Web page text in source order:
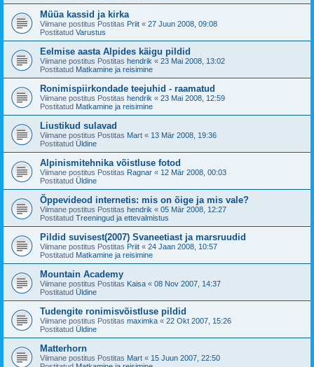
Müüa kassid ja kirka
Viimane postitus Postitas Priit « 27 Juun 2008, 09:08
Postitatud Varustus
Eelmise aasta Alpides käigu pildid
Viimane postitus Postitas hendrik « 23 Mai 2008, 13:02
Postitatud Matkamine ja reisimine
Ronimispiirkondade teejuhid - raamatud
Viimane postitus Postitas hendrik « 23 Mai 2008, 12:59
Postitatud Matkamine ja reisimine
Liustikud sulavad
Viimane postitus Postitas Mart « 13 Mär 2008, 19:36
Postitatud Üldine
Alpinismitehnika võistluse fotod
Viimane postitus Postitas Ragnar « 12 Mär 2008, 00:03
Postitatud Üldine
Õppevideod internetis: mis on õige ja mis vale?
Viimane postitus Postitas hendrik « 05 Mär 2008, 12:27
Postitatud Treeningud ja ettevalmistus
Pildid suvisest(2007) Svaneetiast ja marsruudid
Viimane postitus Postitas Priit « 24 Jaan 2008, 10:57
Postitatud Matkamine ja reisimine
Mountain Academy
Viimane postitus Postitas Kaisa « 08 Nov 2007, 14:37
Postitatud Üldine
Tudengite ronimisvõistluse pildid
Viimane postitus Postitas maximka « 22 Okt 2007, 15:26
Postitatud Üldine
Matterhorn
Viimane postitus Postitas Mart « 15 Juun 2007, 22:50